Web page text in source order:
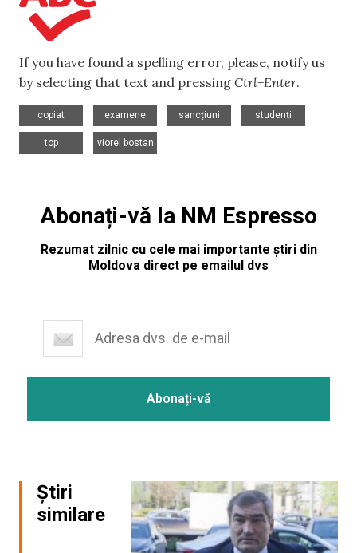
If you have found a spelling error, please, notify us
by selecting that text and pressing Ctrl+Enter.
copiat
examene
sancțiuni
studenți
top
viorel bostan
Abonați-vă la NM Espresso
Rezumat zilnic cu cele mai importante știri din
Moldova direct pe emailul dvs
Știri
similare